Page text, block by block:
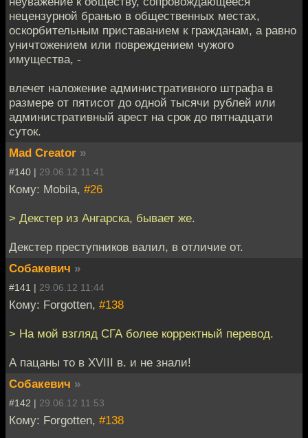
нецензурной бранью в общественных местах,
оскорбительным приставанием к гражданам, а равно
уничтожением или повреждением чужого
имущества, -
влечет наложение административного штрафа в
размере от пятисот до одной тысячи рублей или
административный арест на срок до пятнадцати
суток.
Mad Creator »
#140 | 29.06.12 11:41
Кому: Mobila, #26
> Декстер из Ангарска, бывает же.
Декстер преступников валил, в отличие от.
Собакевич »
#141 | 29.06.12 11:44
Кому: Forgotten, #138
> На мой взгляд СГА более корректный перевод.
А пацаны то в XVIII в. и не знали!
Собакевич »
#142 | 29.06.12 11:53
Кому: Forgotten, #138